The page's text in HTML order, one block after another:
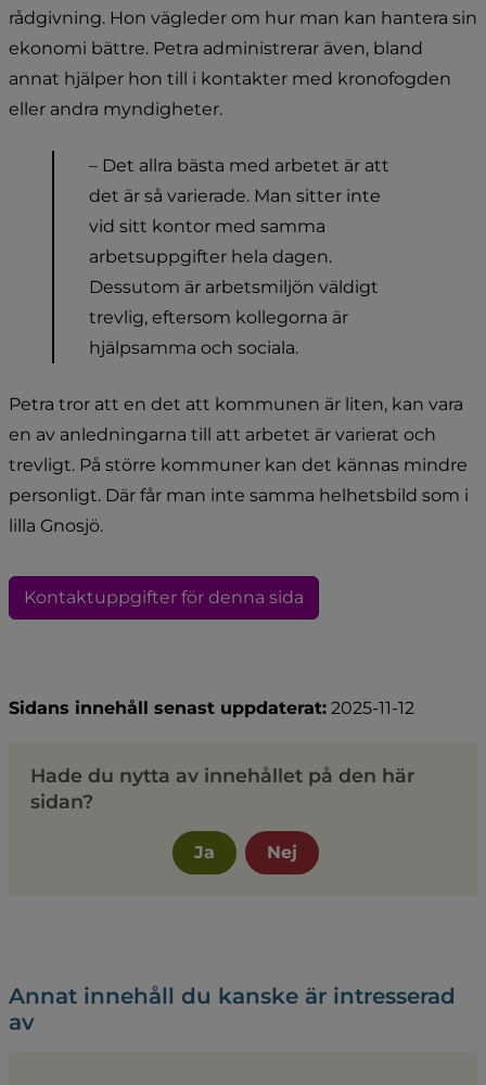
rådgivning. Hon vägleder om hur man kan hantera sin
ekonomi bättre. Petra administrerar även, bland
annat hjälper hon till i kontakter med kronofogden
eller andra myndigheter.
– Det allra bästa med arbetet är att
det är så varierade. Man sitter inte
vid sitt kontor med samma
arbetsuppgifter hela dagen.
Dessutom är arbetsmiljön väldigt
trevlig, eftersom kollegorna är
hjälpsamma och sociala.
Petra tror att en det att kommunen är liten, kan vara
en av anledningarna till att arbetet är varierat och
trevligt. På större kommuner kan det kännas mindre
personligt. Där får man inte samma helhetsbild som i
lilla Gnosjö.
Kontaktuppgifter för denna sida
Sidans innehåll senast uppdaterat: 2025-11-12
Hade du nytta av innehållet på den här
sidan?
Ja Nej
Annat innehåll du kanske är intresserad
av